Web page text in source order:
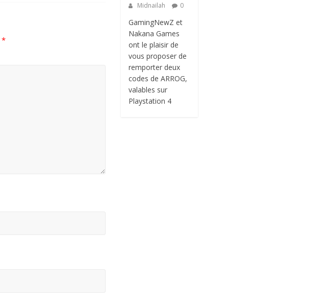
*
Midnailah
0
GamingNewZ et
Nakana Games
ont le plaisir de
vous proposer de
remporter deux
codes de ARROG,
valables sur
Playstation 4